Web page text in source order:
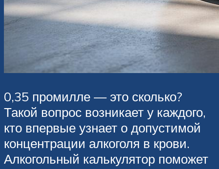
0,35 промилле — это сколько?
Такой вопрос возникает у каждого,
кто впервые узнает о допустимой
концентрации алкоголя в крови.
Алкогольный калькулятор поможет